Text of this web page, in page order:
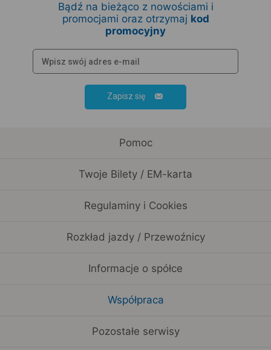
Bądź na bieżąco z nowościami i
promocjami oraz otrzymaj kod
promocyjny
Zapisz się
Pomoc
Twoje Bilety / EM-karta
Regulaminy i Cookies
Rozkład jazdy / Przewoźnicy
Informacje o spółce
Współpraca
Pozostałe serwisy